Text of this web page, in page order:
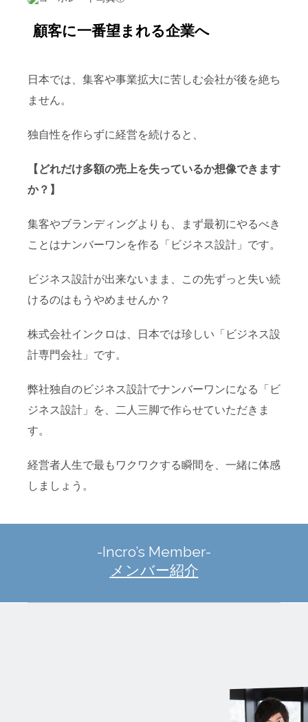
顧客に一番望まれる企業へ
日本では、集客や事業拡大に苦しむ会社が後を絶ち
ません。
独自性を作らずに経営を続けると、
【どれだけ多額の売上を失っているか想像できます
か？】
集客やブランディングよりも、まず最初にやるべき
ことはナンバーワンを作る「ビジネス設計」です。
ビジネス設計が出来ないまま、この先ずっと失い続
けるのはもうやめませんか？
株式会社インクロは、日本では珍しい「ビジネス設
計専門会社」です。
弊社独自のビジネス設計でナンバーワンになる「ビ
ジネス設計」を、二人三脚で作らせていただきま
す。
経営者人生で最もワクワクする瞬間を、一緒に体感
しましょう。
-Incro’s Member-
メンバー紹介